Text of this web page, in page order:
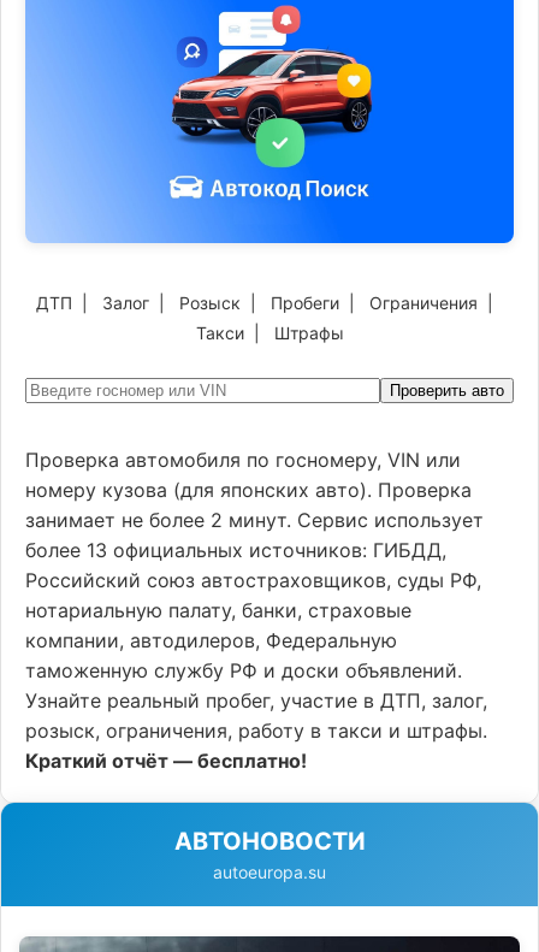
ДТП Залог Розыск Пробеги Ограничения
Такси| Штрафы
Проверить авто
Проверка автомобиля по госномеру, VIN или
номеру кузова (для японских авто). Проверка
занимает не более 2 минут. Сервис использует
более 13 официальных источников: ГИБДД,
Российский союз автостраховщиков, суды РФ,
нотариальную палату, банки, страховые
компании, автодилеров, Федеральную
таможенную службу РФ и доски объявлений.
Узнайте реальный пробег, участие в ДТП, залог,
розыск, ограничения, работу в такси и штрафы.
Краткий отчёт — бесплатно!
АВТОНОВОСТИ
autoeuropa.su